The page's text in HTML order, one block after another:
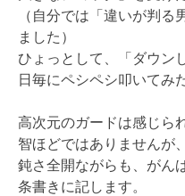
（自分では「違いが判
ました）
ひょっとして、「ダウン
日毎にペシペシ叩いてみ
高次元のガードは感じら
智ほどではありませんが
鈍さ全開ながらも、がん
条書きに記します。